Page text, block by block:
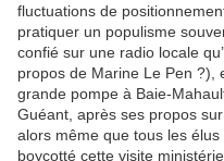
fluctuations de
pratiquer un populisme
confié sur une radio locale
propos de Marine Le Pen ?),
grande pompe à Baie-
Guéant, après ses propos
alors même que tous les
boycotté cette visite